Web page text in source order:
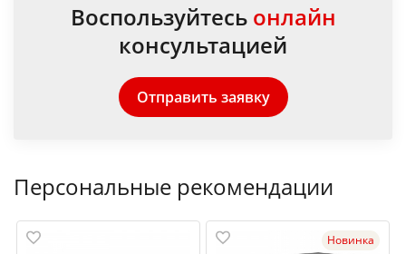
Воспользуйтесь онлайн
консультацией
Отправить заявку
Персональные рекомендации
Новинка